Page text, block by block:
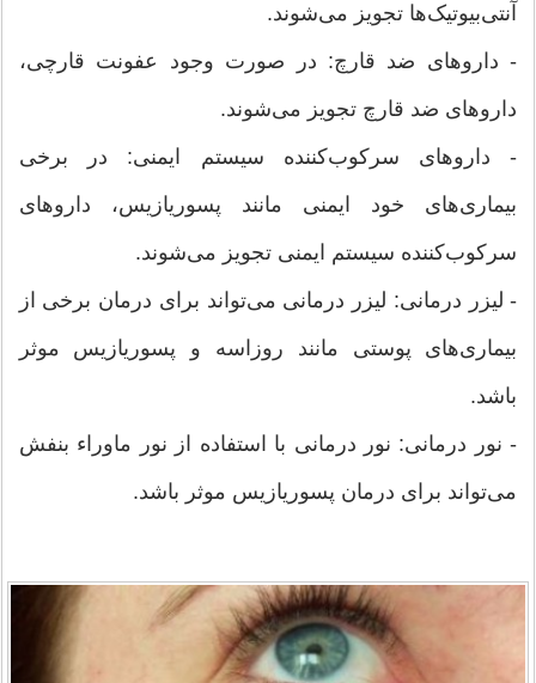
آنتی‌بیوتیک‌ها تجویز می‌شوند.
- داروهای ضد قارچ: در صورت وجود عفونت قارچی،
داروهای ضد قارچ تجویز می‌شوند.
- داروهای سرکوب‌کننده سیستم ایمنی: در برخی
بیماری‌های خود ایمنی مانند پسوریازیس، داروهای
سرکوب‌کننده سیستم ایمنی تجویز می‌شوند.
- لیزر درمانی: لیزر درمانی می‌تواند برای درمان برخی از
بیماری‌های پوستی مانند روزاسه و پسوریازیس موثر
باشد.
- نور درمانی: نور درمانی با استفاده از نور ماوراء بنفش
می‌تواند برای درمان پسوریازیس موثر باشد.